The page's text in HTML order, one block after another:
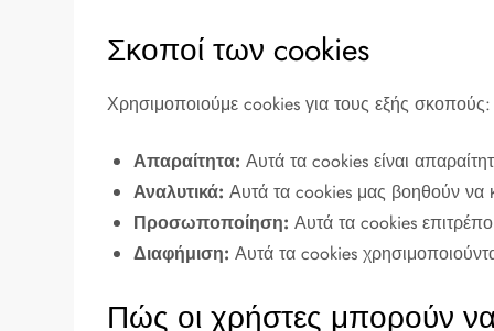
Σκοποί των cookies
Χρησιμοποιούμε cookies για τους εξής σκοπούς:
Απαραίτητα: Αυτά τα cookies είναι
Αναλυτικά: Αυτά τα cookies μας βοηθούν να
Προσωποποίηση: Αυτά τα cookies
Διαφήμιση: Αυτά τα cookies
Πώς οι χρήστες μπορούν